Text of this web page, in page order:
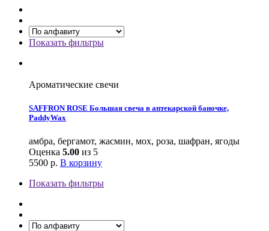
Показать фильтры
Ароматические свечи
SAFFRON ROSE Большая свеча в аптекарской баночкe,
PaddyWax
амбра, бергамот, жасмин, мох, роза, шафран, ягоды
Оценка 5.00 из 5
5500 р. В корзину
Показать фильтры